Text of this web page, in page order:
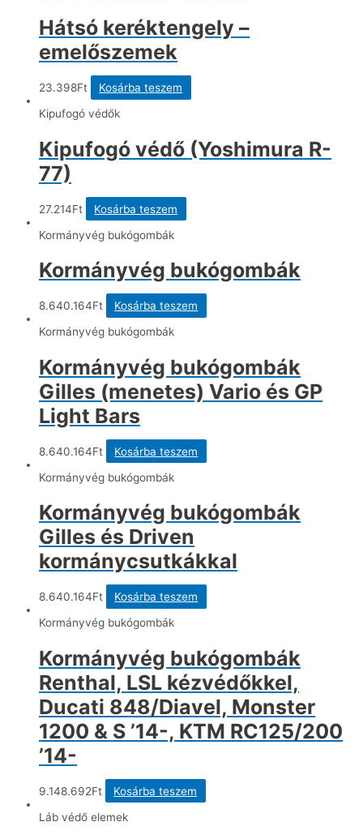
Hátsó keréktengely –
emelőszemek
23.398Ft
Kosárba teszem
Kipufogó védők
Kipufogó védő (Yoshimura R-
77)
27.214Ft
Kosárba teszem
Kormányvég bukógombák
Kormányvég bukógombák
8.640.164Ft
Kosárba teszem
Kormányvég bukógombák
Kormányvég bukógombák
Gilles (menetes) Vario és GP
Light Bars
8.640.164Ft
Kosárba teszem
Kormányvég bukógombák
Kormányvég bukógombák
Gilles és Driven
kormánycsutkákkal
8.640.164Ft
Kosárba teszem
Kormányvég bukógombák
Kormányvég bukógombák
Renthal, LSL kézvédőkkel,
Ducati 848/Diavel, Monster
1200 & S ’14-, KTM RC125/200
’14-
9.148.692Ft
Kosárba teszem
Láb védő elemek